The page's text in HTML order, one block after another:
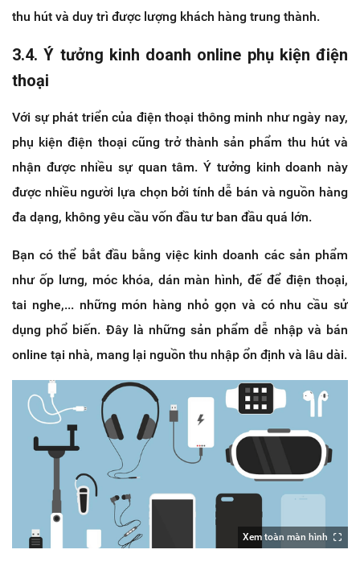
thu hút và duy trì được lượng khách hàng trung thành.
3.4. Ý tưởng kinh doanh online phụ kiện điện
thoại
Với sự phát triển của điện thoại thông minh như ngày nay,
phụ kiện điện thoại cũng trở thành sản phẩm thu hút và
nhận được nhiều sự quan tâm. Ý tưởng kinh doanh này
được nhiều người lựa chọn bởi tính dễ bán và nguồn hàng
đa dạng, không yêu cầu vốn đầu tư ban đầu quá lớn.
Bạn có thể bắt đầu bằng việc kinh doanh các sản phẩm
như ốp lưng, móc khóa, dán màn hình, đế để điện thoại,
tai nghe,... những món hàng nhỏ gọn và có nhu cầu sử
dụng phổ biến. Đây là những sản phẩm dễ nhập và bán
online tại nhà, mang lại nguồn thu nhập ổn định và lâu dài.
Xem toàn màn hình